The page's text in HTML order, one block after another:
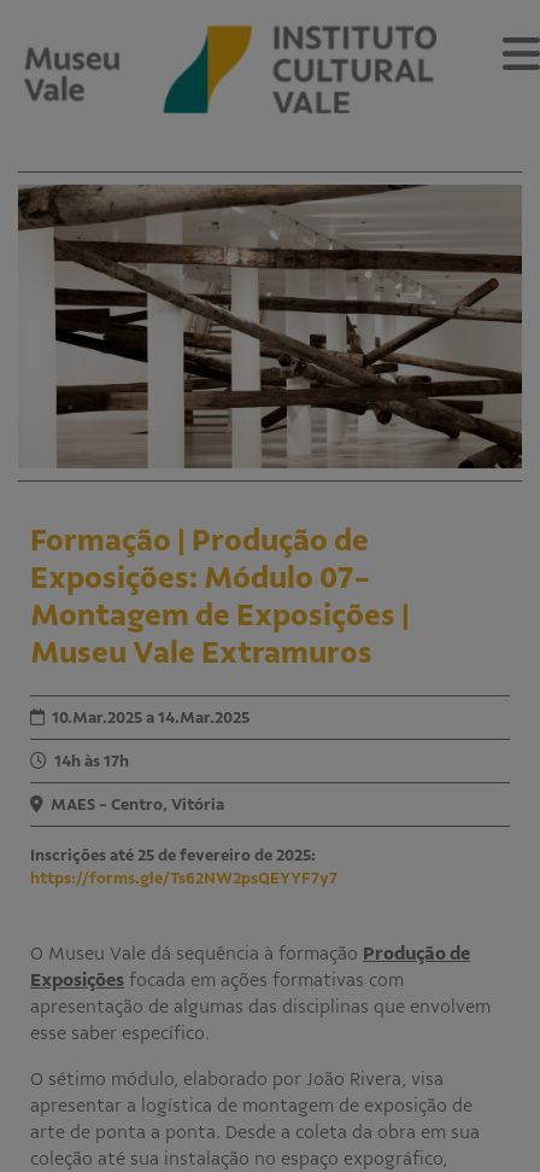
Sobre
O Museu
Museu Vale Extramuros
Sobre o Instituto Cultural Vale
Estrutura Organizacional
Centro de Memória
Programação
Educativo
Programa Aprendiz
Workshops
Publicações
Editais
Fale conosco
Formação | Produção de
Exposições: Módulo 07-
Montagem de Exposições |
Museu Vale Extramuros
10.Mar.2025 a 14.Mar.2025
14h às 17h
MAES - Centro, Vitória
Inscrições até 25 de fevereiro de 2025:
https://forms.gle/Ts62NW2psQEYYF7y7
O Museu Vale dá sequência à formação Produção de
Exposições focada em ações formativas com
apresentação de algumas das disciplinas que envolvem
esse saber específico.
O sétimo módulo, elaborado por João Rivera, visa
apresentar a logística de montagem de exposição de
arte de ponta a ponta. Desde a coleta da obra em sua
coleção até sua instalação no espaço expográfico,